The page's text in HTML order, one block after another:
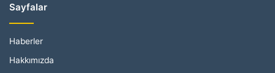
Sayfalar
Haberler
Hakkımızda